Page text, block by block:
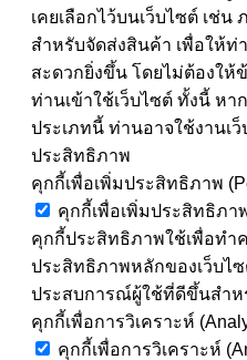
เคยเลือกไว้บนเว็บไซต์ เช่
สำหรับจัดส่งสินค้า เพื่อให้ท่
สะดวกยิ่งขึ้น โดยไม่ต้องใ
ท่านเข้าใช้เว็บไซต์ ทั้งนี้ ห
ประเภทนี้ ท่านอาจใช้งานเ
ประสิทธิภาพ
คุกกี้เพื่อเพิ่มประสิทธิภาพ
คุกกี้เพื่อเพิ่มประสิทธิภา
คุกกี้ประสิทธิภาพใช้เพื่อทำ
ประสิทธิภาพหลักของเว็บไ
ประสบการณ์ผู้ใช้ที่ดีขึ้นสำห
คุกกี้เพื่อการวิเคราะห์
คุกกี้เพื่อการวิเคราะห์